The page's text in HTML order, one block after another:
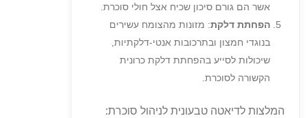
אשר הם גורם סיכון שכיח אצל חולי סוכרת.
הפחתת דלקת: מזונות מהצומח עשירים
בנוגדי חמצון ובתרכובות אנטי-דלקתיות,
שיכולות לסייע בהפחתת דלקת כרונית
הקשורה לסוכרת.
המלצות לדיאטה טבעונית לניהול סוכרת: